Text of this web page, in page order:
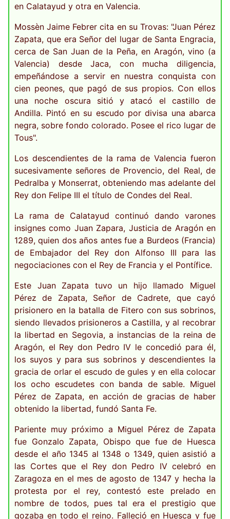
en Calatayud y otra en Valencia.
Mossèn Jaime Febrer cita en su Trovas: "Juan Pérez
Zapata, que era Señor del lugar de Santa Engracia,
cerca de San Juan de la Peña, en Aragón, vino (a
Valencia) desde Jaca, con mucha diligencia,
empeñándose a servir en nuestra conquista con
cien peones, que pagó de sus propios. Con ellos
una noche oscura sitió y atacó el castillo de
Andilla. Pintó en su escudo por divisa una abarca
negra, sobre fondo colorado. Posee el rico lugar de
Tous".
Los descendientes de la rama de Valencia fueron
sucesivamente señores de Provencio, del Real, de
Pedralba y Monserrat, obteniendo mas adelante del
Rey don Felipe III el título de Condes del Real.
La rama de Calatayud continuó dando varones
insignes como Juan Zapara, Justicia de Aragón en
1289, quien dos años antes fue a Burdeos (Francia)
de Embajador del Rey don Alfonso III para las
negociaciones con el Rey de Francia y el Pontífice.
Este Juan Zapata tuvo un hijo llamado Miguel
Pérez de Zapata, Señor de Cadrete, que cayó
prisionero en la batalla de Fitero con sus sobrinos,
siendo llevados prisioneros a Castilla, y al recobrar
la libertad en Segovia, a instancias de la reina de
Aragón, el Rey don Pedro IV le concedió para él,
los suyos y para sus sobrinos y descendientes la
gracia de orlar el escudo de gules y en ella colocar
los ocho escudetes con banda de sable. Miguel
Pérez de Zapata, en acción de gracias de haber
obtenido la libertad, fundó Santa Fe.
Pariente muy próximo a Miguel Pérez de Zapata
fue Gonzalo Zapata, Obispo que fue de Huesca
desde el año 1345 al 1348 o 1349, quien asistió a
las Cortes que el Rey don Pedro IV celebró en
Zaragoza en el mes de agosto de 1347 y hecha la
protesta por el rey, contestó este prelado en
nombre de todos, pues tal era el prestigio que
gozaba en todo el reino. Falleció en Huesca y fue